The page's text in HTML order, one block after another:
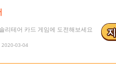
리테어 카드 게임에 도전해보세요
2020-03-04